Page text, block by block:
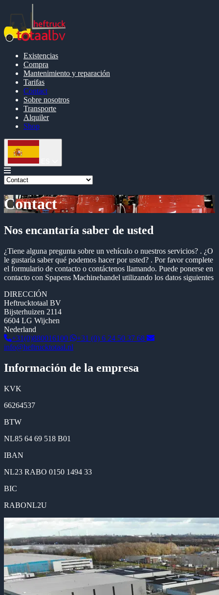
Existencias
Compra
Mantenimiento y reparación
Tarifas
Contact
Sobre nosotros
Transporte
Alquiler
Shop
Contact
Nos encantaría saber de usted
¿Tiene alguna pregunta sobre un vehículo o nuestros servicios? . ¿O
le gustaría saber qué podemos hacer por usted? . Por favor complete
el formulario de contacto o contáctenos llamando. Puede ponerse en
contacto con Spapens Machinehandel utilizando los datos siguientes
DIRECCIÓN
Heftrucktotaal BV
Bijsterhuizen 2114
6604 LG Wijchen
Nederland
+31(0)880016100
+31 (0) 6 24 50 37 68
info@heftrucktotaal.nl
Información de la empresa
KVK
66264537
BTW
NL85 64 69 518 B01
IBAN
NL23 RABO 0150 1494 33
BIC
RABONL2U